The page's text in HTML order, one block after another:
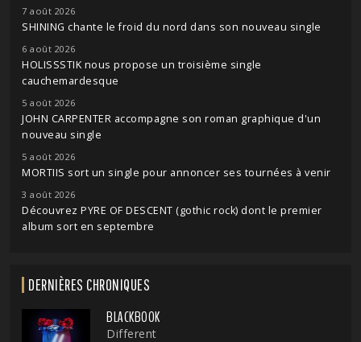
7 août 2026
SHINING chante le froid du nord dans son nouveau single
6 août 2026
HOLISSSTIK nous propose un troisième single
cauchemardesque
5 août 2026
JOHN CARPENTER accompagne son roman graphique d'un
nouveau single
5 août 2026
MORTIIS sort un single pour annoncer ses tournées à venir
3 août 2026
Découvrez PYRE OF DESCENT (gothic rock) dont le premier
album sort en septembre
DERNIÈRES CHRONIQUES
BLACKBOOK
Different